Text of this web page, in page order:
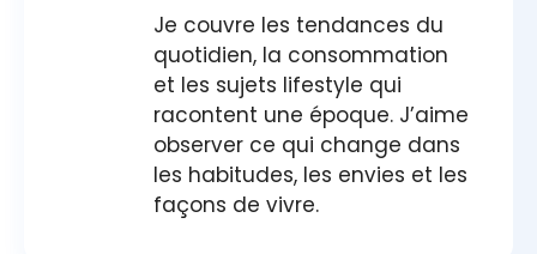
Je couvre les tendances du
quotidien, la consommation
et les sujets lifestyle qui
racontent une époque. J’aime
observer ce qui change dans
les habitudes, les envies et les
façons de vivre.